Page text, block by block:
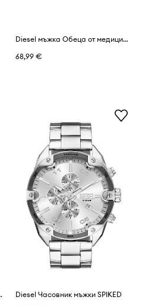
Diesel мъжка Обеца от медицинска стомана
68,99 €
Stinger
Diesel Часовник мъжки SPIKED